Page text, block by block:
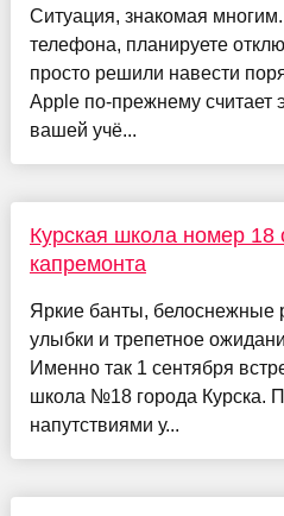
Ситуация, знакомая
телефона, планируете
просто решили навести
Apple по-прежнему считает
вашей учё...
Курская школа номер 18
капремонта
Яркие банты, белоснежные
улыбки и трепетное
Именно так 1 сентября
школа №18 города Курска.
напутствиями у...